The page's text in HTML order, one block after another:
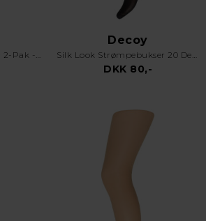
Silklook Ankelstrømper 2-Pak - 20 Denier - Caramel
Decoy
Silk Look Strømpebukser 20 Den Sort
DKK 80,-